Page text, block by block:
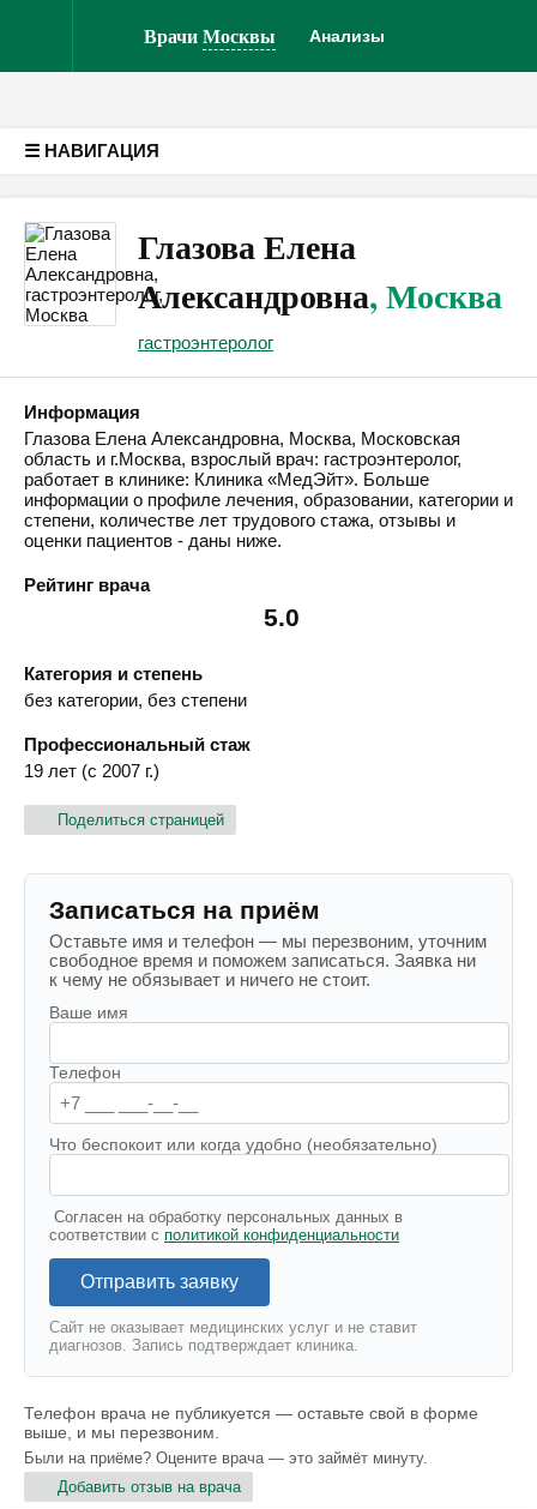
ВрачиМосквы Анализы
☰ НАВИГАЦИЯ
Глазова Елена
Александровна, Москва
гастроэнтеролог
Информация
Глазова Елена Александровна, Москва, Московская
область и г.Москва, взрослый врач: гастроэнтеролог,
работает в клинике: Клиника «МедЭйт». Больше
информации о профиле лечения, образовании, категории и
степени, количестве лет трудового стажа, отзывы и
оценки пациентов - даны ниже.
Рейтинг врача
5.0
Категория и степень
без категории, без степени
Профессиональный стаж
19 лет (с 2007 г.)
Поделиться страницей
Записаться на приём
Оставьте имя и телефон — мы перезвоним, уточним
свободное время и поможем записаться. Заявка ни
к чему не обязывает и ничего не стоит.
Ваше имя
Телефон
Что беспокоит или когда удобно (необязательно)
Согласен на обработку персональных данных в
соответствии с политикой конфиденциальности
Отправить заявку
Сайт не оказывает медицинских услуг и не ставит
диагнозов. Запись подтверждает клиника.
Телефон врача не публикуется — оставьте свой в форме
выше, и мы перезвоним.
Были на приёме? Оцените врача — это займёт минуту.
Добавить отзыв на врача